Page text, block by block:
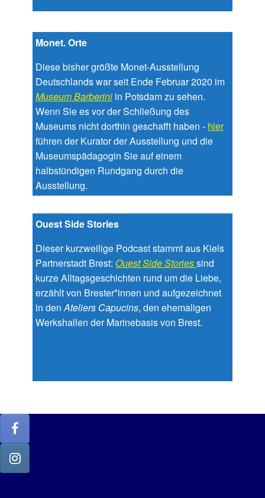
Monet. Orte
Diese bisher größte Monet-Ausstellung
Deutschlands war seit Ende Februar 2020 im
Museum Barberini in Potsdam zu sehen.
Wenn Sie es vor der Schließung des
Museums nicht dorthin geschafft haben - hier
führen der Kurator der Ausstellung und die
Museumspädagogin Sie auf einem
halbstündigen Rundgang durch die
Ausstellung.
Ouest Side Stories
Dieser kurzweilige Podcast stammt aus Kiels
Partnerstadt Brest: Ouest Side Storiessind
kurze Alltagsgeschichten rund um die Liebe,
erzählt von Brester*innen und aufgezeichnet
in denAteliers Capucins, den ehemaligen
Werkshallen der Marinebasis von Brest.